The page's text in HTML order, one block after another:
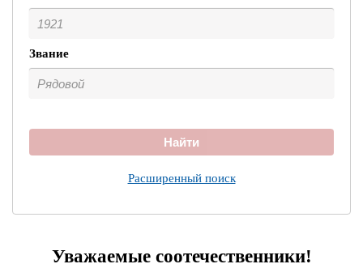
Звание
Найти
Расширенный поиск
Уважаемые соотечественники!